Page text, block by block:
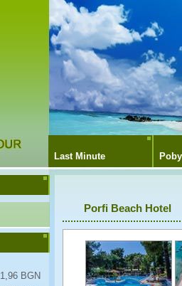
Last Minute
Porfi Beach Hotel
1,96 BGN